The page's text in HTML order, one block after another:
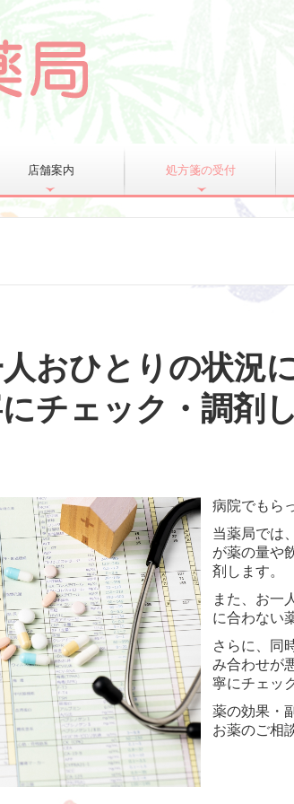
店舗案内 処方箋の受付
おひとりの状況
チェック・調剤
病院でもら
当薬局では
が薬の量や
剤します。
また、お一
に合わない
さらに、同
み合わせが
寧にチェッ
薬の効果・
お薬のご相